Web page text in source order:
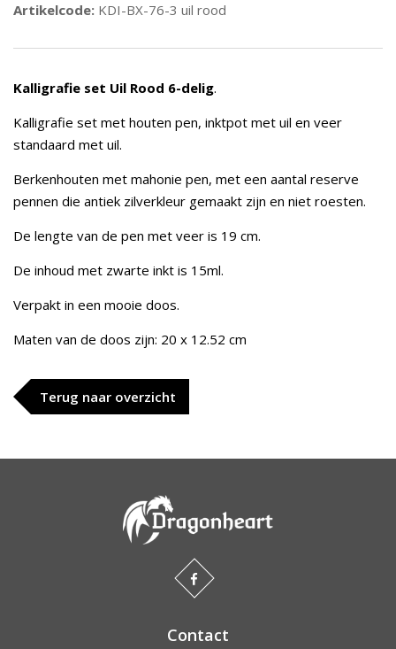
Artikelcode: KDI-BX-76-3 uil rood
Kalligrafie set Uil Rood 6-delig.
Kalligrafie set met houten pen, inktpot met uil en veer
standaard met uil.
Berkenhouten met mahonie pen, met een aantal reserve
pennen die antiek zilverkleur gemaakt zijn en niet roesten.
De lengte van de pen met veer is 19 cm.
De inhoud met zwarte inkt is 15ml.
Verpakt in een mooie doos.
Maten van de doos zijn: 20 x 12.52 cm
Terug naar overzicht
Contact